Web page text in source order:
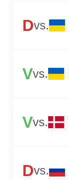
Dvs.
Vvs.
Vvs.
Dvs.